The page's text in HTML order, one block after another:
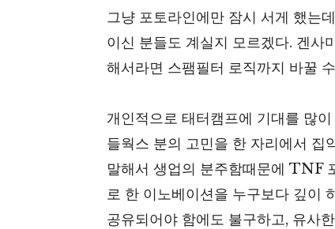
그냥 포토라인에만 잠시 서게 했는
이신 분들도 계실지 모르겠다. 겐사
해서라면 스팸필터 로직까지 바꿀
개인적으로 태터캠프에 기대를 많
들웍스 분의 고민을 한 자리에서 집
말해서 생업의 분주함때문에 TNF
로 한 이노베이션을 누구보다 깊이
공유되어야 함에도 불구하고, 유사